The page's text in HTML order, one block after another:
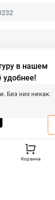
- Вебформат.
офертой
Корзина
в нашем
Без них никак.